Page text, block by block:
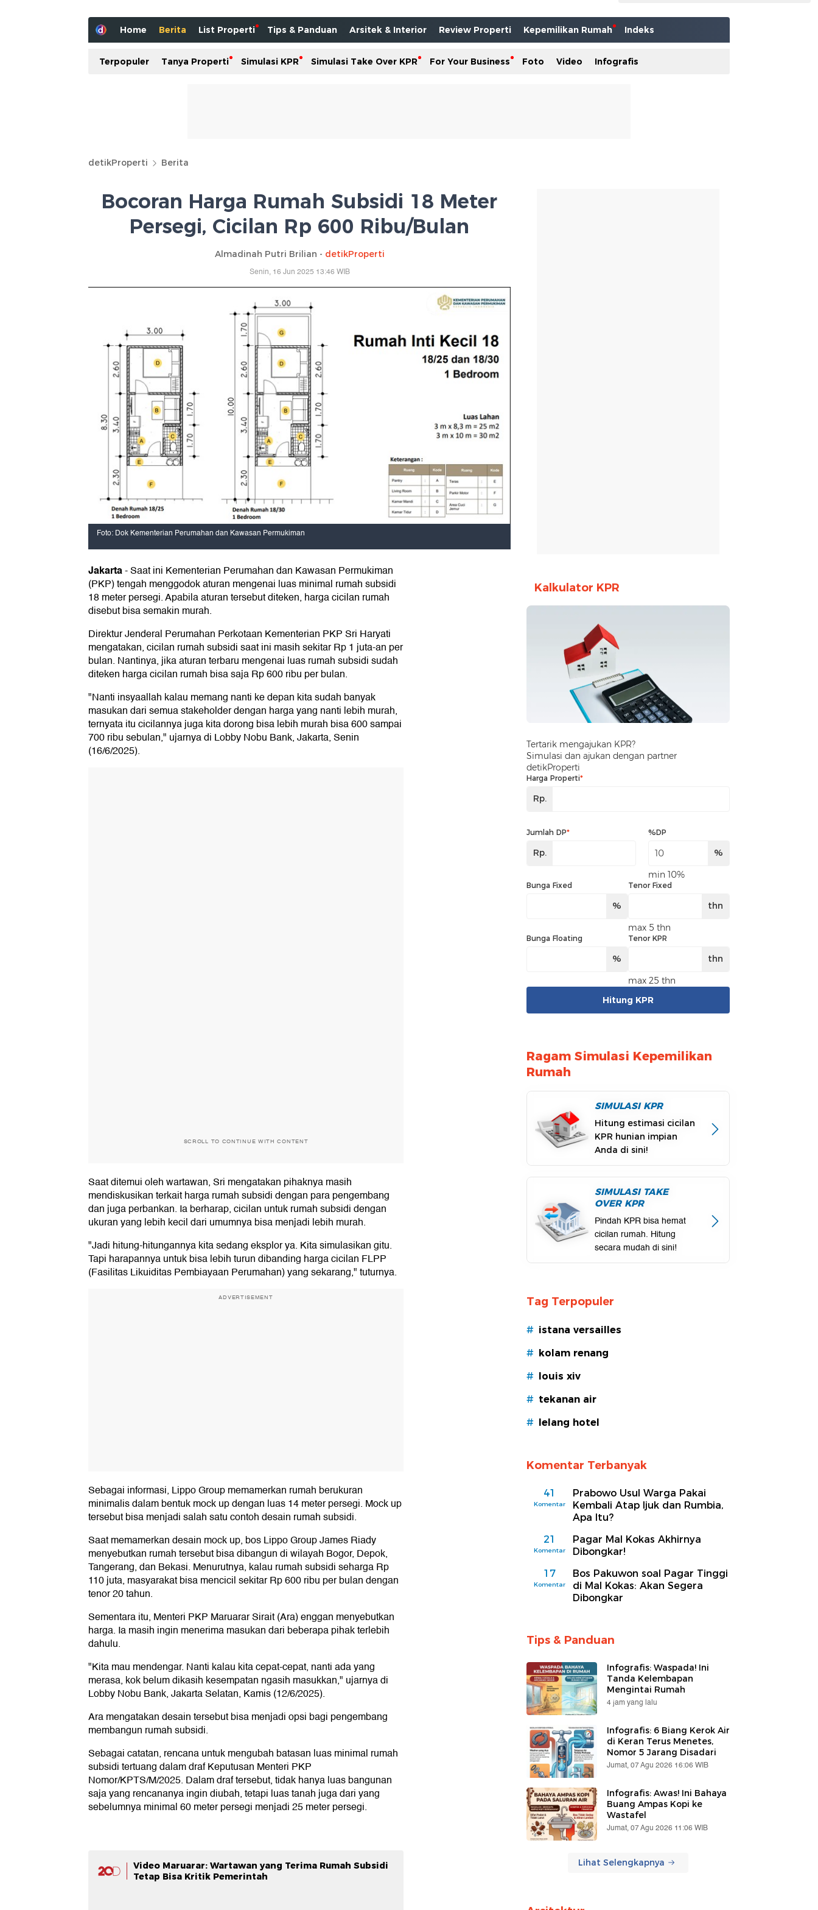
Home Berita List Properti Tips & Panduan Arsitek & Interior Review Properti Kepemilikan Rumah Indeks
Terpopuler Tanya Properti Simulasi KPR Simulasi Take Over KPR For Your Business Foto Video Infografis
detikProperti Berita
Bocoran Harga Rumah Subsidi 18 Meter
Persegi, Cicilan Rp 600 Ribu/Bulan
Almadinah Putri Brilian - detikProperti
Senin, 16 Jun 2025 13:46 WIB
Foto: Dok Kementerian Perumahan dan Kawasan Permukiman
Jakarta-Saat ini Kementerian Perumahan dan Kawasan Permukiman
(PKP) tengah menggodok aturan mengenai luas minimal rumah subsidi
18 meter persegi. Apabila aturan tersebut diteken, harga cicilan rumah
disebut bisa semakin murah.
Direktur Jenderal Perumahan Perkotaan Kementerian PKP Sri Haryati
mengatakan, cicilan rumah subsidi saat ini masih sekitar Rp 1 juta-an per
bulan. Nantinya, jika aturan terbaru mengenai luas rumah subsidi sudah
diteken harga cicilan rumah bisa saja Rp 600 ribu per bulan.
"Nanti insyaallah kalau memang nanti ke depan kita sudah banyak
masukan dari semua stakeholder dengan harga yang nanti lebih murah,
ternyata itu cicilannya juga kita dorong bisa lebih murah bisa 600 sampai
700 ribu sebulan," ujarnya di Lobby Nobu Bank, Jakarta, Senin
(16/6/2025).
SCROLL TO CONTINUE WITH CONTENT
Saat ditemui oleh wartawan, Sri mengatakan pihaknya masih
mendiskusikan terkait harga rumah subsidi dengan para pengembang
dan juga perbankan. Ia berharap, cicilan untuk rumah subsidi dengan
ukuran yang lebih kecil dari umumnya bisa menjadi lebih murah.
"Jadi hitung-hitungannya kita sedang eksplor ya. Kita simulasikan gitu.
Tapi harapannya untuk bisa lebih turun dibanding harga cicilan FLPP
(Fasilitas Likuiditas Pembiayaan Perumahan) yang sekarang," tuturnya.
ADVERTISEMENT
Sebagai informasi, Lippo Group memamerkan rumah berukuran
minimalis dalam bentuk mock up dengan luas 14 meter persegi. Mock up
tersebut bisa menjadi salah satu contoh desain rumah subsidi.
Saat memamerkan desain mock up, bos Lippo Group James Riady
menyebutkan rumah tersebut bisa dibangun di wilayah Bogor, Depok,
Tangerang, dan Bekasi. Menurutnya, kalau rumah subsidi seharga Rp
110 juta, masyarakat bisa mencicil sekitar Rp 600 ribu per bulan dengan
tenor 20 tahun.
Sementara itu, Menteri PKP Maruarar Sirait (Ara) enggan menyebutkan
harga. Ia masih ingin menerima masukan dari beberapa pihak terlebih
dahulu.
"Kita mau mendengar. Nanti kalau kita cepat-cepat, nanti ada yang
merasa, kok belum dikasih kesempatan ngasih masukkan," ujarnya di
Lobby Nobu Bank, Jakarta Selatan, Kamis (12/6/2025).
Ara mengatakan desain tersebut bisa menjadi opsi bagi pengembang
membangun rumah subsidi.
Sebagai catatan, rencana untuk mengubah batasan luas minimal rumah
subsidi tertuang dalam draf Keputusan Menteri PKP
Nomor/KPTS/M/2025. Dalam draf tersebut, tidak hanya luas bangunan
saja yang rencananya ingin diubah, tetapi luas tanah juga dari yang
sebelumnya minimal 60 meter persegi menjadi 25 meter persegi.
Video Maruarar: Wartawan yang Terima Rumah Subsidi
Tetap Bisa Kritik Pemerintah
Kalkulator KPR
Tertarik mengajukan KPR?
Simulasi dan ajukan dengan partner
detikProperti
Harga Properti*
Rp.
Jumlah DP*
Rp.
%DP
%
min 10%
Bunga Fixed
%
Tenor Fixed
thn
max 5 thn
Bunga Floating
%
Tenor KPR
thn
max 25 thn
Hitung KPR
Ragam Simulasi Kepemilikan
Rumah
SIMULASI KPR
Hitung estimasi cicilan
KPR hunian impian
Anda di sini!
SIMULASI TAKE
OVER KPR
Pindah KPR bisa hemat
cicilan rumah. Hitung
secara mudah di sini!
Tag Terpopuler
# istana versailles
# kolam renang
# louis xiv
# tekanan air
# lelang hotel
Komentar Terbanyak
41
Komentar
Prabowo Usul Warga Pakai
Kembali Atap Ijuk dan Rumbia,
Apa Itu?
21
Komentar
Pagar Mal Kokas Akhirnya
Dibongkar!
17
Komentar
Bos Pakuwon soal Pagar Tinggi
di Mal Kokas: Akan Segera
Dibongkar
Tips & Panduan
Infografis: Waspada! Ini
Tanda Kelembapan
Mengintai Rumah
4 jam yang lalu
Infografis: 6 Biang Kerok Air
di Keran Terus Menetes,
Nomor 5 Jarang Disadari
Jumat, 07 Agu 2026 16:06 WIB
Infografis: Awas! Ini Bahaya
Buang Ampas Kopi ke
Wastafel
Jumat, 07 Agu 2026 11:06 WIB
Lihat Selengkapnya